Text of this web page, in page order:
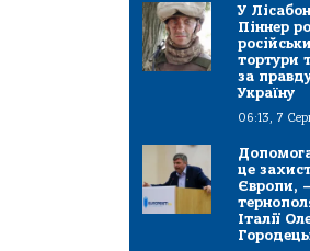
У
Піннер
тортури
за
Україну
06:13, 7
це
Європи, –
Італії